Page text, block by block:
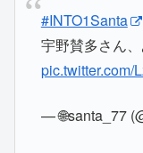
#INTO1Santa
宇野賛多さん
pic.twitter.com/
— 🌐santa_77